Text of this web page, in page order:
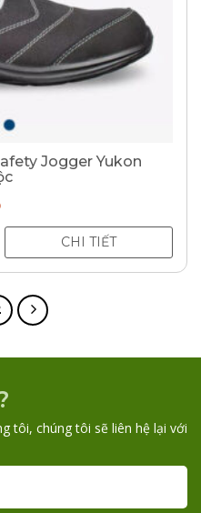
Jogger Yukon
Giá
hiện
tại
490.000VNĐ.CHI TIẾT
tôi, chúng tôi sẽ liên hệ lại với